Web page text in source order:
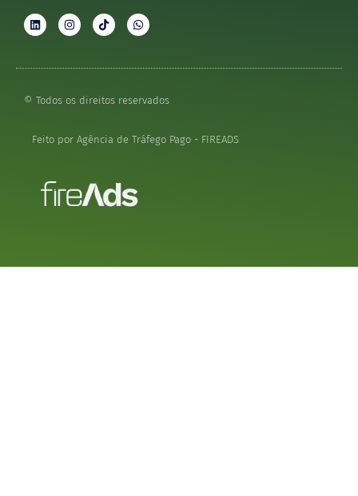
© Todos os direitos reservados
Feito por Agência de Tráfego Pago - FIREADS